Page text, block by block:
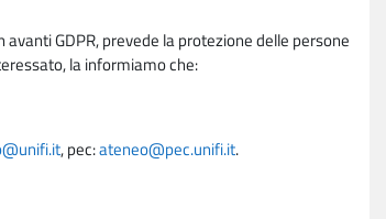
GDPR, prevede la protezione delle persone
la informiamo che:
, pec:ateneo@pec.unifi.it.